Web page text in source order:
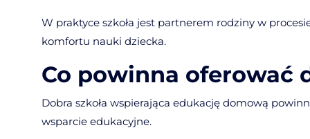
W praktyce szkoła jest partnerem rodziny w
komfortu nauki dziecka.
Co powinna oferować
Dobra szkoła wspierająca edukację domową
wsparcie edukacyjne.